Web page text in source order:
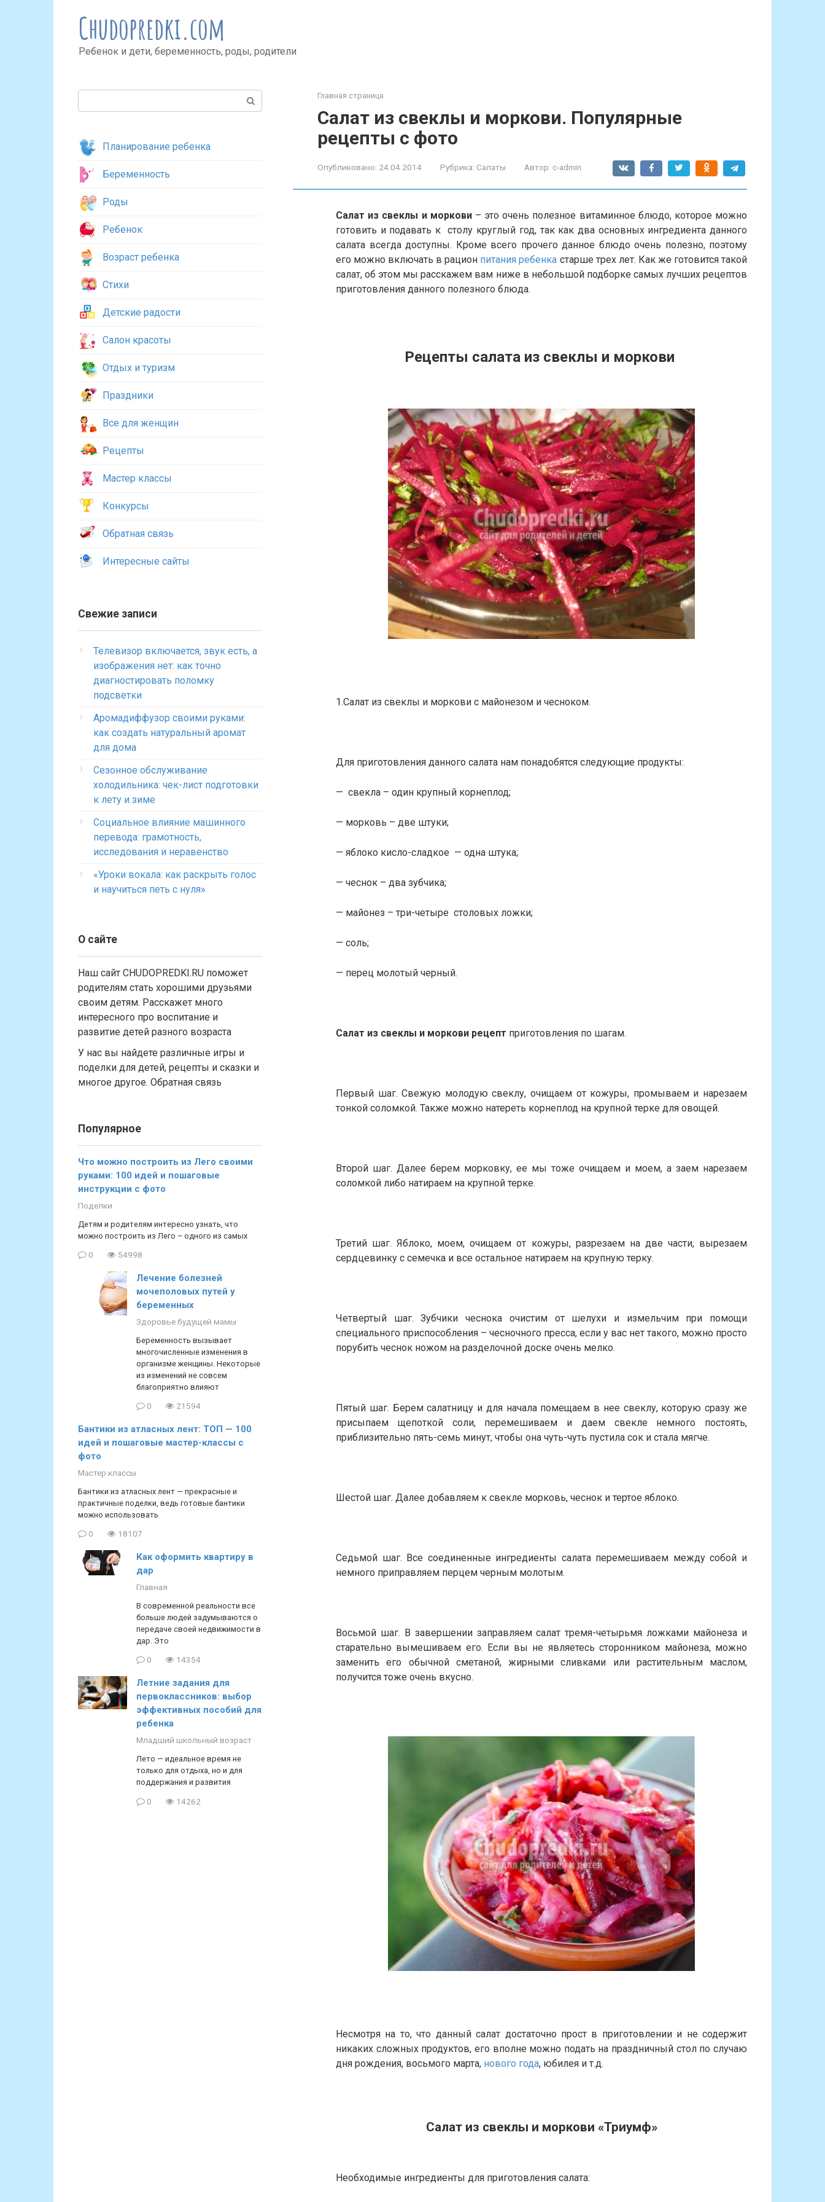
Chudopredki.com
Ребенок и дети, беременность, роды, родители
Главная страница
Салат из свеклы и моркови. Популярные
рецепты с фото
Опубликовано: 24.04.2014 Рубрика: Салаты Автор: c-admin
Салат из свеклы и моркови– это очень полезное витаминное блюдо, которое можно
готовить и подавать к столу круглый год, так как два основных ингредиента данного
салата всегда доступны. Кроме всего прочего данное блюдо очень полезно, поэтому
его можно включать в рацион питания ребенка старше трех лет. Как же готовится такой
салат, об этом мы расскажем вам ниже в небольшой подборке самых лучших рецептов
приготовления данного полезного блюда.
Рецепты салата из свеклы и моркови
1.Салат из свеклы и моркови с майонезом и чесноком.
Для приготовления данного салата нам понадобятся следующие продукты:
— свекла – один крупный корнеплод;
— морковь – две штуки;
— яблоко кисло-сладкое — одна штука;
— чеснок – два зубчика;
— майонез – три-четыре столовых ложки;
— соль;
— перец молотый черный.
Салат из свеклы и моркови рецепт приготовления по шагам.
Первый шаг. Свежую молодую свеклу, очищаем от кожуры, промываем и нарезаем
тонкой соломкой. Также можно натереть корнеплод на крупной терке для овощей.
Второй шаг. Далее берем морковку, ее мы тоже очищаем и моем, а заем нарезаем
соломкой либо натираем на крупной терке.
Третий шаг. Яблоко, моем, очищаем от кожуры, разрезаем на две части, вырезаем
сердцевинку с семечка и все остальное натираем на крупную терку.
Четвертый шаг. Зубчики чеснока очистим от шелухи и измельчим при помощи
специального приспособления – чесночного пресса, если у вас нет такого, можно просто
порубить чеснок ножом на разделочной доске очень мелко.
Пятый шаг. Берем салатницу и для начала помещаем в нее свеклу, которую сразу же
присыпаем щепоткой соли, перемешиваем и даем свекле немного постоять,
приблизительно пять-семь минут, чтобы она чуть-чуть пустила сок и стала мягче.
Шестой шаг. Далее добавляем к свекле морковь, чеснок и тертое яблоко.
Седьмой шаг. Все соединенные ингредиенты салата перемешиваем между собой и
немного приправляем перцем черным молотым.
Восьмой шаг. В завершении заправляем салат тремя-четырьмя ложками майонеза и
старательно вымешиваем его. Если вы не являетесь сторонником майонеза, можно
заменить его обычной сметаной, жирными сливками или растительным маслом,
получится тоже очень вкусно.
Несмотря на то, что данный салат достаточно прост в приготовлении и не содержит
никаких сложных продуктов, его вполне можно подать на праздничный стол по случаю
дня рождения, восьмого марта, нового года, юбилея и т.д.
Салат из свеклы и моркови «Триумф»
Необходимые ингредиенты для приготовления салата:
Планирование ребенка
Беременность
Роды
Ребенок
Возраст ребенка
Стихи
Детские радости
Салон красоты
Отдых и туризм
Праздники
Все для женщин
Рецепты
Мастер классы
Конкурсы
Обратная связь
Интересные сайты
Свежие записи
Телевизор включается, звук есть, а
изображения нет: как точно
диагностировать поломку
подсветки
Аромадиффузор своими руками:
как создать натуральный аромат
для дома
Сезонное обслуживание
холодильника: чек-лист подготовки
к лету и зиме
Социальное влияние машинного
перевода: грамотность,
исследования и неравенство
«Уроки вокала: как раскрыть голос
и научиться петь с нуля»
О сайте
Наш сайт CHUDOPREDKI.RU поможет
родителям стать хорошими друзьями
своим детям. Расскажет много
интересного про воспитание и
развитие детей разного возраста
У нас вы найдете различные игры и
поделки для детей, рецепты и сказки и
многое другое. Обратная связь
Популярное
Что можно построить из Лего своими
руками: 100 идей и пошаговые
инструкции с фото
Поделки
Детям и родителям интересно узнать, что
можно построить из Лего – одного из самых
0 54998
Лечение болезней
мочеполовых путей у
беременных
Здоровье будущей мамы
Беременность вызывает
многочисленные изменения в
организме женщины. Некоторые
из изменений не совсем
благоприятно влияют
0 21594
Бантики из атласных лент: ТОП — 100
идей и пошаговые мастер-классы с
фото
Мастер классы
Бантики из атласных лент — прекрасные и
практичные поделки, ведь готовые бантики
можно использовать
0 18107
Как оформить квартиру в
дар
Главная
В современной реальности все
больше людей задумываются о
передаче своей недвижимости в
дар. Это
0 14354
Летние задания для
первоклассников: выбор
эффективных пособий для
ребенка
Младший школьный возраст
Лето — идеальное время не
только для отдыха, но и для
поддержания и развития
0 14262